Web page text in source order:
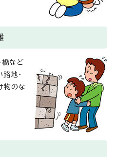
橋など
地・
物のな